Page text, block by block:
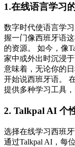
1.在线语言学习
数字时代使语言学
握一门像西班牙语
的资源。 如今，像
家中或外出时沉浸
意味着，无论你的
开始说西班牙语。
提供多种学习工具
2. Talkpal AI 个
选择在线学习西班
通过Talkpal AI，每